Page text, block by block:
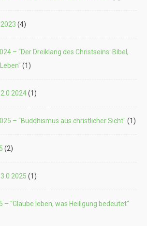
(4)
– “Der Dreiklang des Christseins: Bibel,
(1)
2024(1)
– “Buddhismus aus christlicher Sicht" (1)
(2)
2025 (1)
– "Glaube leben, was Heiligung bedeutet"